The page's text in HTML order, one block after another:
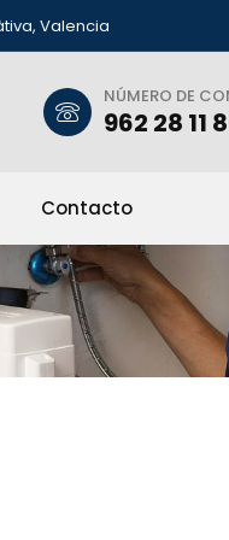
Valencia
NÚMERO DE
962 28 11
Contacto